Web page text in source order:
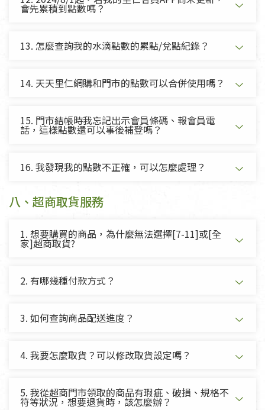
會先累積到點數嗎？
13. 怎麼查詢我的水滴點數的累點/兌點紀錄？
14. 天天里仁網購和門市的點數可以合併使用嗎？
15. 門市結帳時我忘記出示會員條碼、報會員電
話，這樣點數還可以事後補登嗎？
16. 我發現我的點數不正確，可以怎麼處理？
八、超商取貨服務
1. 想要購買的商品，為什麼無法選擇[7-11]或[全
家]超商取貨?
2. 有哪幾種付款方式？
3. 如何查詢商品配送進度？
4. 我要怎麼取貨？可以修改取貨設定嗎？
5. 我從超商門市領取的商品有瑕疵、破損、規格不
符等狀況，想要退貨時，該怎麼辦？